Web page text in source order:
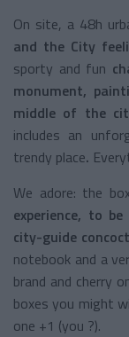
On site, a 48h
and the City
sporty and fun
monument,
middle of the
includes an
trendy place.
We adore: the
experience, to
city-guide
notebook and a
brand and cherry
boxes you might
one +1 (you ?).